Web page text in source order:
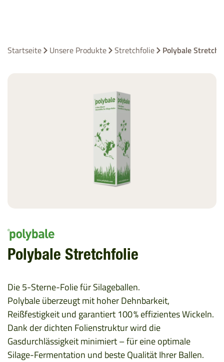
Startseite Unsere Produkte Stretchfolie Polybale
Polybale Stretchfolie
Die 5-Sterne-Folie für Silageballen.
Polybale überzeugt mit hoher Dehnbarkeit,
Reißfestigkeit und garantiert 100 % effizientes Wickeln.
Dank der dichten Folienstruktur wird die
Gasdurchlässigkeit minimiert – für eine optimale
Silage-Fermentation und beste Qualität Ihrer Ballen.